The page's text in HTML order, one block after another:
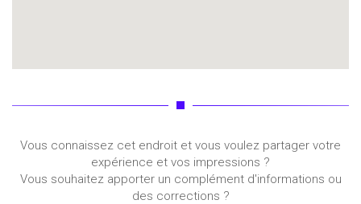
Vous connaissez cet endroit et vous voulez partager votre
expérience et vos impressions ?
Vous souhaitez apporter un complément d'informations ou
des corrections ?